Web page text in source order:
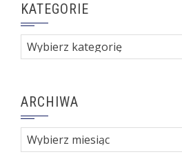
KATEGORIE
Kategorie
ARCHIWA
Archiwa